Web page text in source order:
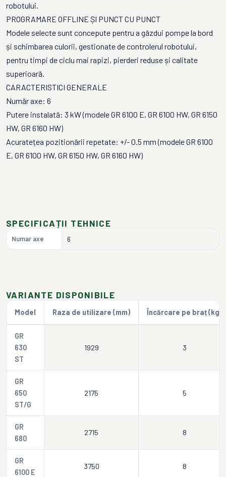
robotului.
PROGRAMARE OFFLINE ȘI PUNCT CU PUNCT
Modele selecte sunt concepute pentru a găzdui pompe la bord
și schimbarea culorii, gestionate de controlerul robotului,
pentru timpi de ciclu mai rapizi, pierderi reduse și calitate
superioară.
CARACTERISTICI GENERALE
Număr axe: 6
Putere instalată: 3 kW (modele GR 6100 E, GR 6100 HW, GR 6150
HW, GR 6160 HW)
Acuratețea pozitionării repetate: +/- 0.5 mm (modele GR 6100
E, GR 6100 HW, GR 6150 HW, GR 6160 HW)
SPECIFICAȚII TEHNICE
Numar axe 6
VARIANTE DISPONIBILE
Model Raza de utilizare (mm) Încărcare pe braț (kg)
GR
630
ST
1929 3
GR
650
ST/G
2175 5
GR
680
2715 8
GR
6100 E
3750 8